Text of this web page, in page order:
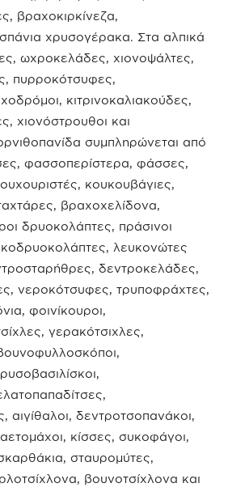
βραχοκιρκίνεζα,
χρυσογέρακα. Στα αλπικά
ωχροκελάδες, χιονοψάλτες,
πυρροκότσυφες,
κιτρινοκαλιακούδες,
χιονόστρουθοι και
συμπληρώνεται από
φασσοπερίστερα, φάσσες,
κουκουβάγιες,
βραχοχελίδονα,
δρυοκολάπτες, πράσινοι
λευκονώτες
δεντροκελάδες,
νεροκότσυφες, τρυποφράχτες,
φοινίκουροι,
γερακότσιχλες,
αιγίθαλοι, δεντροτσοπανάκοι,
κίσσες, συκοφάγοι,
σταυρομύτες,
βουνοτσίχλονα και